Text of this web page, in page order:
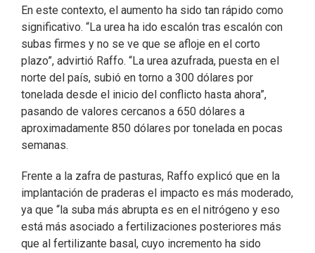
En este contexto, el aumento ha sido tan rápido como
significativo. “La urea ha ido escalón tras escalón con
subas firmes y no se ve que se afloje en el corto
plazo”, advirtió Raffo. “La urea azufrada, puesta en el
norte del país, subió en torno a 300 dólares por
tonelada desde el inicio del conflicto hasta ahora”,
pasando de valores cercanos a 650 dólares a
aproximadamente 850 dólares por tonelada en pocas
semanas.
Frente a la zafra de pasturas, Raffo explicó que en la
implantación de praderas el impacto es más moderado,
ya que “la suba más abrupta es en el nitrógeno y eso
está más asociado a fertilizaciones posteriores más
que al fertilizante basal, cuyo incremento ha sido